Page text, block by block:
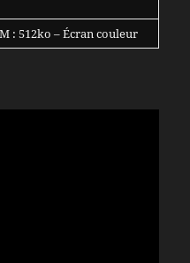
: 512ko – Écran couleur